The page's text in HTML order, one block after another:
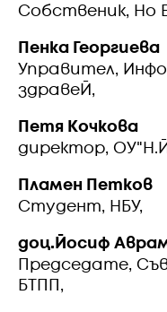
Собственик, Но
Пенка Георгиева
Управител,
здравеЙ,
Петя Кочкова
директор,
Пламен Петков
Студент, НБУ,
доц.Йосиф
Председате,
БТПП,